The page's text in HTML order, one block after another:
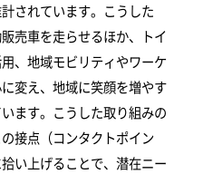
されています。こうした
売車を走らせるほか、トイ
、地域モビリティやワーケ
変え、地域に笑顔を増やす
ます。こうした取り組みの
接点（コンタクトポイン
い上げることで、潜在ニー